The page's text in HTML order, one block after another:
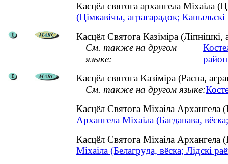
Касцёл святога архангела Міхаіла
(Цімкавічы, аграгарадок; Капыльскі
Касцёл Святога Казіміра (Ліпнішкі,
См. также на другом
языке:
Касцёл святога Казіміра (Расна,
См. также на другом языке:
Касцёл Святога Міхаіла
Архангела Міхаіла (Багданава,
Касцёл Святога Міхаіла Архангела
Міхаіла (Белагруда, вёска; Лідскі